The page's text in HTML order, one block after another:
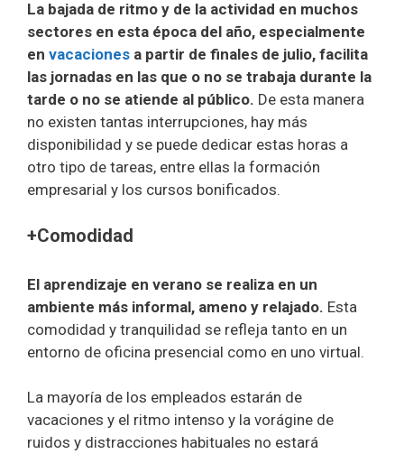
La bajada de ritmo y de la actividad en muchos
sectores en esta época del año, especialmente
en vacaciones a partir de finales de julio, facilita
las jornadas en las que o no se trabaja durante la
tarde o no se atiende al público. De esta manera
no existen tantas interrupciones, hay más
disponibilidad y se puede dedicar estas horas a
otro tipo de tareas, entre ellas la formación
empresarial y los cursos bonificados.
+Comodidad
El aprendizaje en verano se realiza en un
ambiente más informal, ameno y relajado. Esta
comodidad y tranquilidad se refleja tanto en un
entorno de oficina presencial como en uno virtual.
La mayoría de los empleados estarán de
vacaciones y el ritmo intenso y la vorágine de
ruidos y distracciones habituales no estará